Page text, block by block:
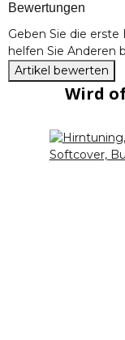
Bewertungen
Geben Sie die
helfen Sie Anderen
Artikel bewerten
Wird